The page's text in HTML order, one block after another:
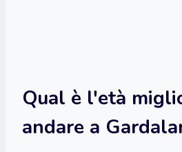
Qual è l'età
andare a